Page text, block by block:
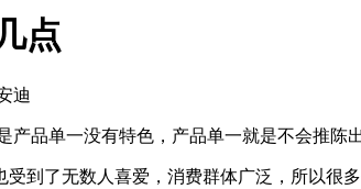
点
迪
品单一没有特色，产品单一就是不会推陈
到了无数人喜爱，消费群体广泛，所以